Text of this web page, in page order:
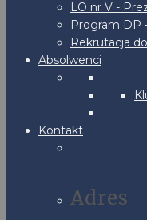
LO nr V -
Program DP
Rekrutacja
Absolwenci
Kontakt
Adres